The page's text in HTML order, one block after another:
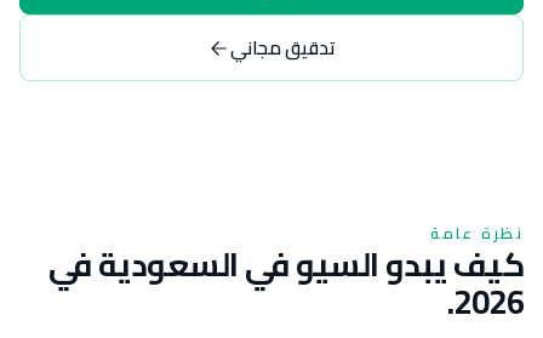
تدقيق مجاني
نظرة عامة
كيف يبدو السيو في السعودية في
2026.